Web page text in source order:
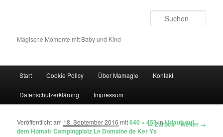
Magische Momente mit Baby und Kind
Zum Inhalt wechseln
Zum sekundären Inhalt wechseln
Start Cookie Policy Über Mamagie Kontakt
Datenschutzerklärung Impressum
Bilder-Navigation ← Zurück Weiter →
Veröffentlicht am 18. September 2016 mit640 × 453inUrlaub auf
dem Homair Campingplatz Le Domaine de Ker Ys